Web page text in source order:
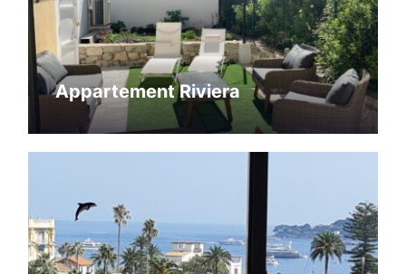
Appartement Riviera